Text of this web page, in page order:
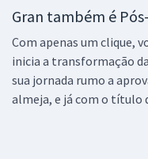
Gran também é
Com apenas um clique,
inicia a transformação
sua jornada rumo a
almeja, e já com o título